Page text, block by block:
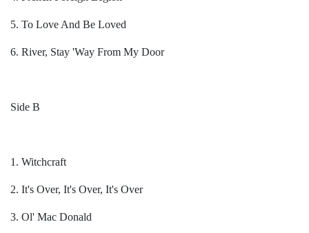
5. To Love And Be Loved
6. River, Stay 'Way From My Door
Side B
1. Witchcraft
2. It's Over, It's Over, It's Over
3. Ol' Mac Donald